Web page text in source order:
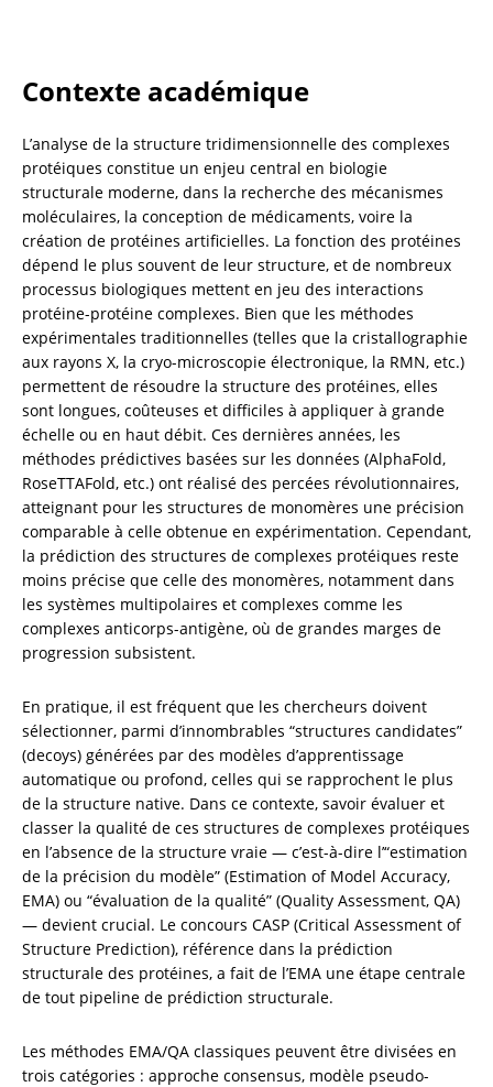
Contexte académique
L’analyse de la structure tridimensionnelle des complexes
protéiques constitue un enjeu central en biologie
structurale moderne, dans la recherche des mécanismes
moléculaires, la conception de médicaments, voire la
création de protéines artificielles. La fonction des protéines
dépend le plus souvent de leur structure, et de nombreux
processus biologiques mettent en jeu des interactions
protéine-protéine complexes. Bien que les méthodes
expérimentales traditionnelles (telles que la cristallographie
aux rayons X, la cryo-microscopie électronique, la RMN, etc.)
permettent de résoudre la structure des protéines, elles
sont longues, coûteuses et difficiles à appliquer à grande
échelle ou en haut débit. Ces dernières années, les
méthodes prédictives basées sur les données (AlphaFold,
RoseTTAFold, etc.) ont réalisé des percées révolutionnaires,
atteignant pour les structures de monomères une précision
comparable à celle obtenue en expérimentation. Cependant,
la prédiction des structures de complexes protéiques reste
moins précise que celle des monomères, notamment dans
les systèmes multipolaires et complexes comme les
complexes anticorps-antigène, où de grandes marges de
progression subsistent.
En pratique, il est fréquent que les chercheurs doivent
sélectionner, parmi d’innombrables “structures candidates”
(decoys) générées par des modèles d’apprentissage
automatique ou profond, celles qui se rapprochent le plus
de la structure native. Dans ce contexte, savoir évaluer et
classer la qualité de ces structures de complexes protéiques
en l’absence de la structure vraie — c’est-à-dire l’“estimation
de la précision du modèle” (Estimation of Model Accuracy,
EMA) ou “évaluation de la qualité” (Quality Assessment, QA)
— devient crucial. Le concours CASP (Critical Assessment of
Structure Prediction), référence dans la prédiction
structurale des protéines, a fait de l’EMA une étape centrale
de tout pipeline de prédiction structurale.
Les méthodes EMA/QA classiques peuvent être divisées en
trois catégories : approche consensus, modèle pseudo-